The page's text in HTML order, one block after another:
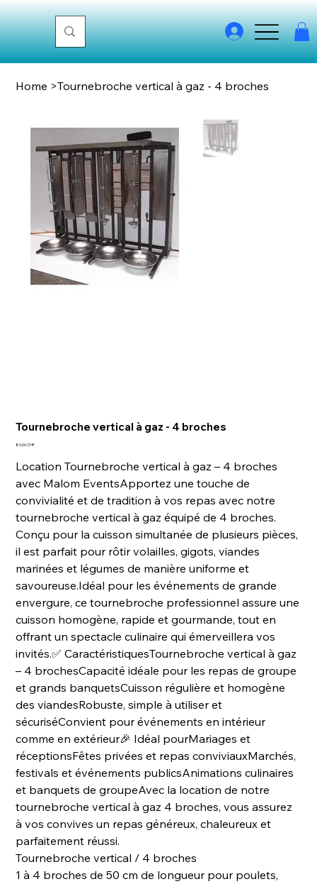
Home >Tournebroche vertical à gaz - 4 broches
Tournebroche vertical à gaz - 4 broches
Prix
80,00 CHF
Location Tournebroche vertical à gaz – 4 broches
avec Malom EventsApportez une touche de
convivialité et de tradition à vos repas avec notre
tournebroche vertical à gaz équipé de 4 broches.
Conçu pour la cuisson simultanée de plusieurs pièces,
il est parfait pour rôtir volailles, gigots, viandes
marinées et légumes de manière uniforme et
savoureuse.Idéal pour les événements de grande
envergure, ce tournebroche professionnel assure une
cuisson homogène, rapide et gourmande, tout en
offrant un spectacle culinaire qui émerveillera vos
invités.✅ CaractéristiquesTournebroche vertical à gaz
– 4 brochesCapacité idéale pour les repas de groupe
et grands banquetsCuisson régulière et homogène
des viandesRobuste, simple à utiliser et
sécuriséConvient pour événements en intérieur
comme en extérieur🎉 Idéal pourMariages et
réceptionsFêtes privées et repas conviviauxMarchés,
festivals et événements publicsAnimations culinaires
et banquets de groupeAvec la location de notre
tournebroche vertical à gaz 4 broches, vous assurez
à vos convives un repas généreux, chaleureux et
parfaitement réussi.
Tournebroche vertical / 4 broches
1 à 4 broches de 50 cm de longueur pour poulets,